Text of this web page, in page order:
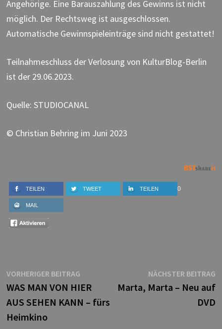
Angehörige. Eine Barauszahlung des Gewinns ist nicht
möglich. Der Rechtsweg ist ausgeschlossen.
Automatische Gewinnspieleinträge sind nicht gestattet!
Teilnahmeschluss der Verlosung von KulturBlog-Berlin
ist der 29.06.2023.
Quelle: STUDIOCANAL
© Christian Behring im Juni 2023
TEILEN TWEET 0
TEILEN
MAIL
Beitragsnavigation
VORHERIGER BEITRAGVorheriger
Beitrag:
WAS MAN VON HIER
AUS SEHEN KANN – fürs
Heimkino
NÄCHSTER BEITRAG
Marta, Marta – Neu auf
DVD